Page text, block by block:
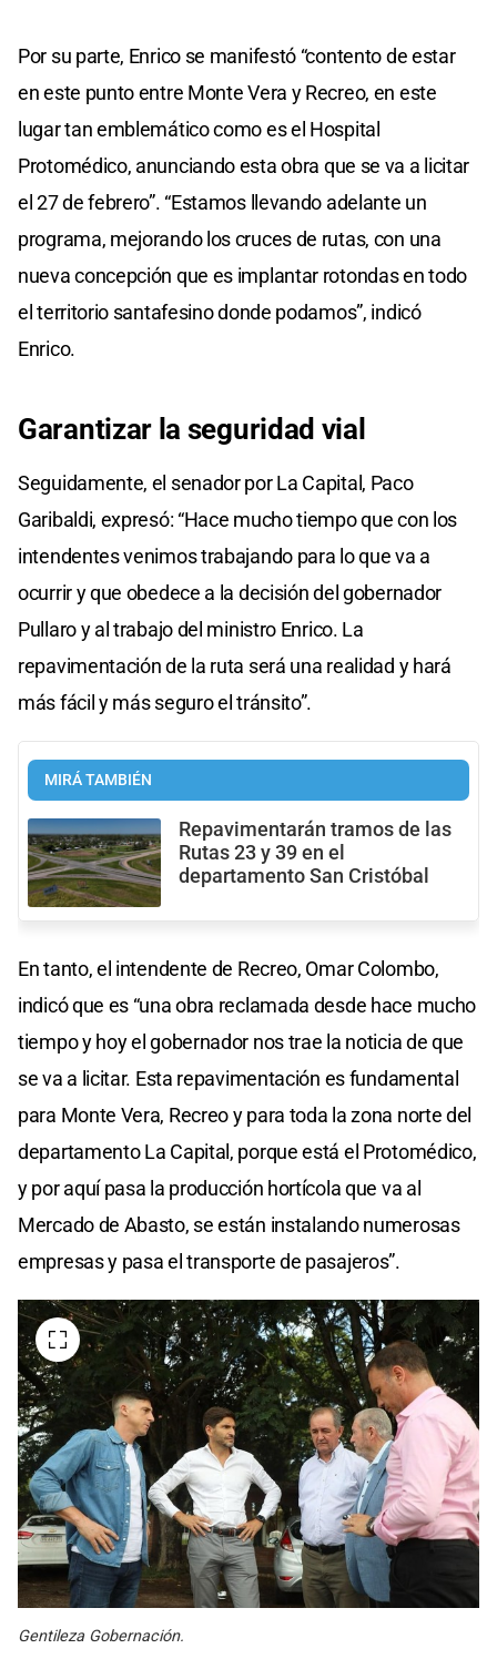
Por su parte, Enrico se manifestó “contento de estar
en este punto entre Monte Vera y Recreo, en este
lugar tan emblemático como es el Hospital
Protomédico, anunciando esta obra que se va a licitar
el 27 de febrero”. “Estamos llevando adelante un
programa, mejorando los cruces de rutas, con una
nueva concepción que es implantar rotondas en todo
el territorio santafesino donde podamos”, indicó
Enrico.
Garantizar la seguridad vial
Seguidamente, el senador por La Capital, Paco
Garibaldi, expresó: “Hace mucho tiempo que con los
intendentes venimos trabajando para lo que va a
ocurrir y que obedece a la decisión del gobernador
Pullaro y al trabajo del ministro Enrico. La
repavimentación de la ruta será una realidad y hará
más fácil y más seguro el tránsito”.
MIRÁ TAMBIÉN
Repavimentarán tramos de las
Rutas 23 y 39 en el
departamento San Cristóbal
En tanto, el intendente de Recreo, Omar Colombo,
indicó que es “una obra reclamada desde hace mucho
tiempo y hoy el gobernador nos trae la noticia de que
se va a licitar. Esta repavimentación es fundamental
para Monte Vera, Recreo y para toda la zona norte del
departamento La Capital, porque está el Protomédico,
y por aquí pasa la producción hortícola que va al
Mercado de Abasto, se están instalando numerosas
empresas y pasa el transporte de pasajeros”.
Gentileza Gobernación.